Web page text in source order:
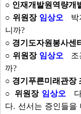
○ 인재개발원역량개
○ 위원장 임상오
박
니까?
○ 경기도자원봉사센
○ 위원장 임상오
조
까?
○ 경기푸른미래관장
○ 위원장 임상오
다. 선서는 증인들을